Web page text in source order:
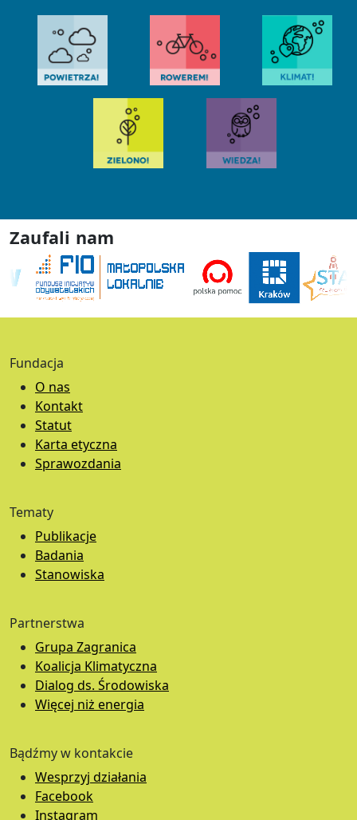
Zaufali nam
Fundacja
O nas
Kontakt
Statut
Karta etyczna
Sprawozdania
Tematy
Publikacje
Badania
Stanowiska
Partnerstwa
Grupa Zagranica
Koalicja Klimatyczna
Dialog ds. Środowiska
Więcej niż energia
Bądźmy w kontakcie
Wesprzyj działania
Facebook
Instagram